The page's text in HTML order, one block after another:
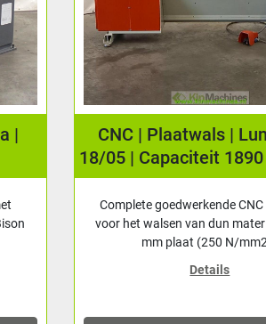
CNC | Plaatwals | Luna 8835
18/05 | Capaciteit 1890 x 0.5 mm
Complete goedwerkende CNC plaatwals
voor het walsen van dun materiaal tot 0.5
mm plaat (250 N/mm2...